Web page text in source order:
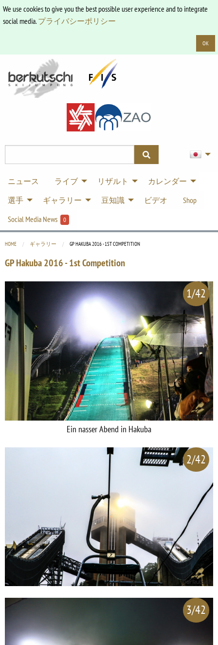
We use cookies to give you the best possible user experience and to integrate
social media.プライバシーポリシー
OK
ニュース ライブ リザルト
カレンダー
選手
ギャラリー 豆知識 ビデオ
Shop
Social Media News
0
HOME ギャラリー CURRENT:
GP HAKUBA 2016 - 1ST COMPETITION
GP Hakuba 2016 - 1st Competition
1/42
Ein nasser Abend in Hakuba
2/42
3/42